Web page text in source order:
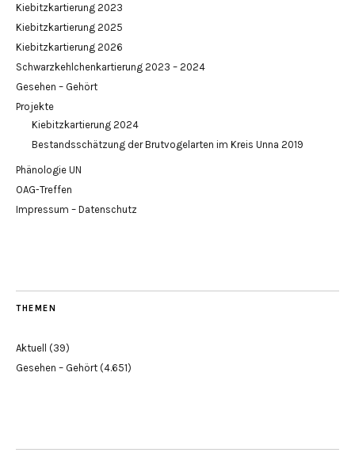
Kiebitzkartierung 2023
Kiebitzkartierung 2025
Kiebitzkartierung 2026
Schwarzkehlchenkartierung 2023 – 2024
Gesehen – Gehört
Projekte
Kiebitzkartierung 2024
Bestandsschätzung der Brutvogelarten im Kreis Unna 2019
Phänologie UN
OAG-Treffen
Impressum – Datenschutz
THEMEN
Aktuell (39)
Gesehen – Gehört (4.651)